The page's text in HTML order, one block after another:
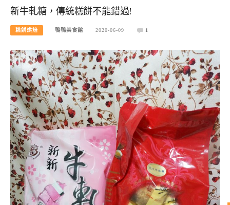
新牛軋糖，傳統糕餅不能錯過!
糕餅烘焙 鴨鴨美食館 2020-06-09 1